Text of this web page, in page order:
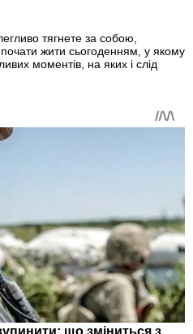
тягнете за собою,
почати жити сьогоденням, у якому
моментів, на яких і слід